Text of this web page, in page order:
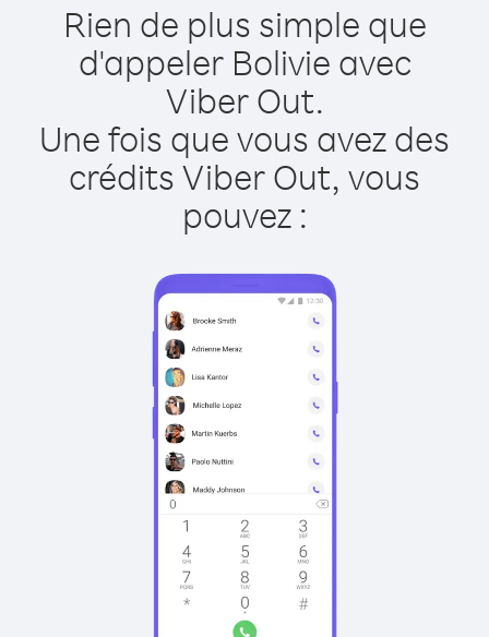
Rien de plus simple que
d'appeler Bolivie avec
Viber Out.
Une fois que vous avez des
crédits Viber Out, vous
pouvez :